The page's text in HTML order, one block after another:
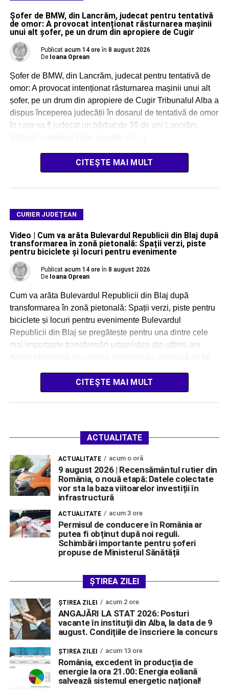
Șofer de BMW, din Lancrăm, judecat pentru tentativă
de omor: A provocat intenționat răsturnarea mașinii
unui alt șofer, pe un drum din apropiere de Cugir
Publicat acum 14 ore în 8 august 2026
De Ioana Oprean
Șofer de BMW, din Lancrăm, judecat pentru tentativă de
omor: A provocat intenționat răsturnarea mașinii unui alt
șofer, pe un drum din apropiere de Cugir Tribunalul Alba a
dispus începerea judecății în dosarul de tentativă de omor
în care va fi judecat un bărbat de 36 de ani Lancrăm.
CITEȘTE MAI MULT
CURIER JUDEȚEAN
Video | Cum va arăta Bulevardul Republicii din Blaj după
transformarea în zonă pietonală: Spații verzi, piste
pentru biciclete și locuri pentru evenimente
Publicat acum 14 ore în 8 august 2026
De Ioana Oprean
Cum va arăta Bulevardul Republicii din Blaj după
transformarea în zonă pietonală: Spații verzi, piste pentru
biciclete și locuri pentru evenimente Bulevardul
Republicii din Blaj se pregătește pentru una dintre cele
mai importante transformări urbanistice din ultimii ani.
proiect estimat la […]CITEȘTE MAI MULT
ACTUALITATE
ACTUALITATE acum o oră
9 august 2026 | Recensământul rutier din
România, o nouă etapă: Datele colectate
vor sta la baza viitoarelor investiții în
infrastructură
ACTUALITATE acum 3 ore
Permisul de conducere în România ar
putea fi obținut după noi reguli.
Schimbări importante pentru șoferi
propuse de Ministerul Sănătății
ȘTIREA ZILEI
ŞTIREA ZILEI acum 2 ore
ANGAJĂRI LA STAT 2026: Posturi
vacante în instituții din Alba, la data de 9
august. Condițiile de înscriere la concurs
ŞTIREA ZILEI acum 13 ore
România, excedent în producția de
energie la ora 21.00: Energia eoliană
salvează sistemul energetic național!